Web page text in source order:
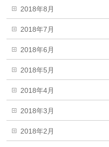
2018年8月
2018年7月
2018年6月
2018年5月
2018年4月
2018年3月
2018年2月